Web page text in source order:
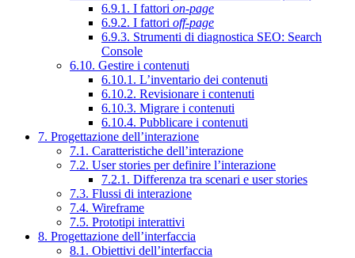
6.9.1. I fattori on-page
6.9.2. I fattori off-page
6.9.3. Strumenti di diagnostica SEO: Search
Console
6.10. Gestire i contenuti
6.10.1. L’inventario dei contenuti
6.10.2. Revisionare i contenuti
6.10.3. Migrare i contenuti
6.10.4. Pubblicare i contenuti
7. Progettazione dell’interazione
7.1. Caratteristiche dell’interazione
7.2. User stories per definire l’interazione
7.2.1. Differenza tra scenari e user stories
7.3. Flussi di interazione
7.4. Wireframe
7.5. Prototipi interattivi
8. Progettazione dell’interfaccia
8.1. Obiettivi dell’interfaccia